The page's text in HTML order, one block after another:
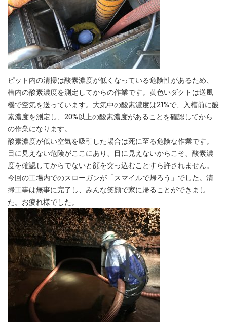
ピット内の清掃は酸素濃度が低くなっている危険性があるため、
槽内の酸素濃度を測定してからの作業です。黄色いダクトは送風
機で空気を送っています。大気中の酸素濃度は21%で、入槽前に酸
素濃度を測定し、20%以上の酸素濃度があることを確認してから
の作業になります。
酸素濃度が低い空気を吸引した場合は死に至る危険な作業です。
目に見えない危険がここにあり、目に見えないからこそ、酸素濃
度を確認してからでないと顔を突っ込むことすら許されません。
今回の工場内でのスローガンが「スマイルで帰ろう」でした。清
掃工事は無事に完了し、みんな笑顔で家に帰ることができまし
た。お疲れ様でした。